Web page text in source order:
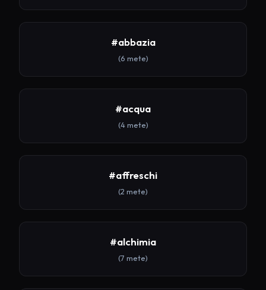
#abbazia
(6 mete)
#acqua
(4 mete)
#affreschi
(2 mete)
#alchimia
(7 mete)